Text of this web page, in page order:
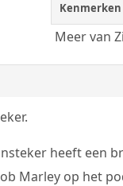
Kenmerken
Meer van
heeft een
Marley op het